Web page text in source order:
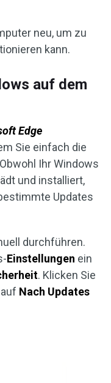
neu, um zu
kann.
auf dem
Edge
Sie einfach die
Ihr Windows
und installiert,
Updates
durchführen.
Einstellungen ein
. Klicken Sie
auf Nach Updates